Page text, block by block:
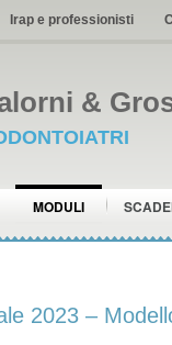
Irap e professionisti
&
MODULI
2023 –